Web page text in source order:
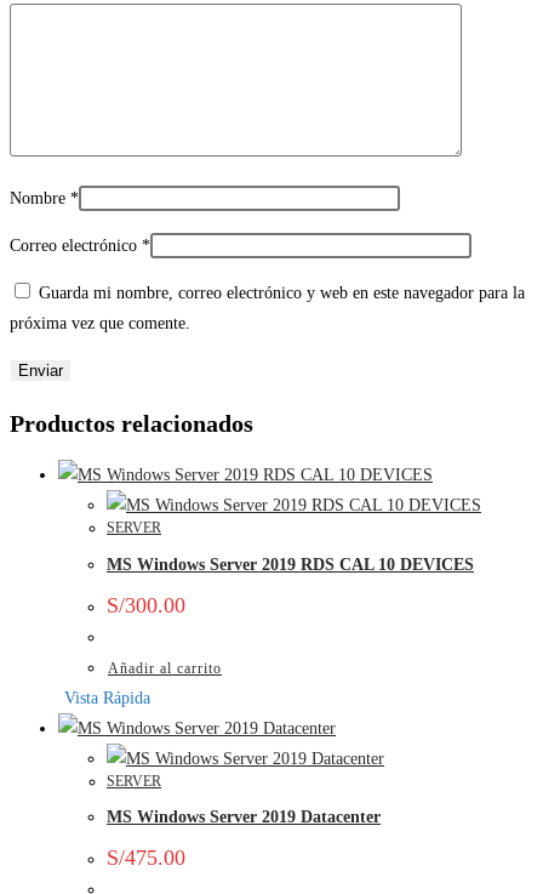
Nombre *
Correo electrónico *
Guarda mi nombre, correo electrónico y web en este navegador para la
próxima vez que comente.
Productos relacionados
SERVER
MS Windows Server 2019 RDS CAL 10 DEVICES
S/300.00
Añadir al carrito
Vista Rápida
SERVER
MS Windows Server 2019 Datacenter
S/475.00